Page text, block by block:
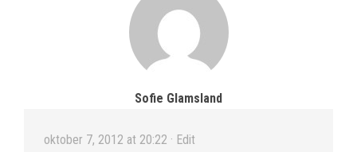
Sofie Glamsland
oktober 7, 2012 at 20:22 · Edit